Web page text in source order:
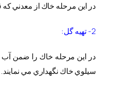
در اين مرحله خاك از معدني كه
2- تهيه گل:
سيلوي خاك نگهداري مي نمايند.